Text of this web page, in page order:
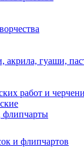
акрила, гуаши,
работ и
флипчарты
и флипчартов